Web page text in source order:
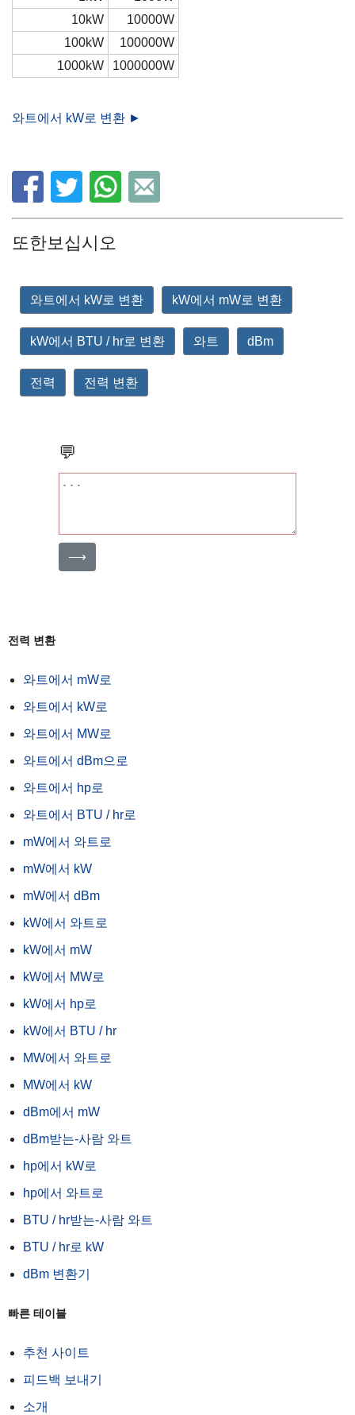
10kW
10000W
100kW
100000W
1000kW
1000000W
와트에서 kW로 변환 ►
또한보십시오
와트에서 kW로 변환 kW에서 mW로 변환
kW에서 BTU / hr로 변환 와트 dBm
전력 전력 변환
💬
⟶
전력 변환
와트에서 mW로
와트에서 kW로
와트에서 MW로
와트에서 dBm으로
와트에서 hp로
와트에서 BTU / hr로
mW에서 와트로
mW에서 kW
mW에서 dBm
kW에서 와트로
kW에서 mW
kW에서 MW로
kW에서 hp로
kW에서 BTU / hr
MW에서 와트로
MW에서 kW
dBm에서 mW
dBm받는-사람 와트
hp에서 kW로
hp에서 와트로
BTU / hr받는-사람 와트
BTU / hr로 kW
dBm 변환기
빠른 테이블
추천 사이트
피드백 보내기
소개